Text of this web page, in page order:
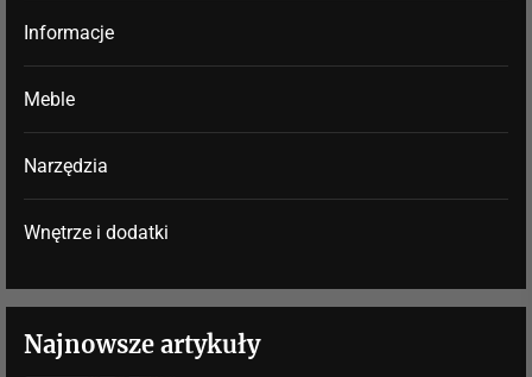
Informacje
Meble
Narzędzia
Wnętrze i dodatki
Najnowsze artykuły